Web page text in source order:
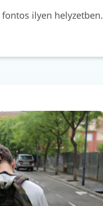
ilyen helyzetben.